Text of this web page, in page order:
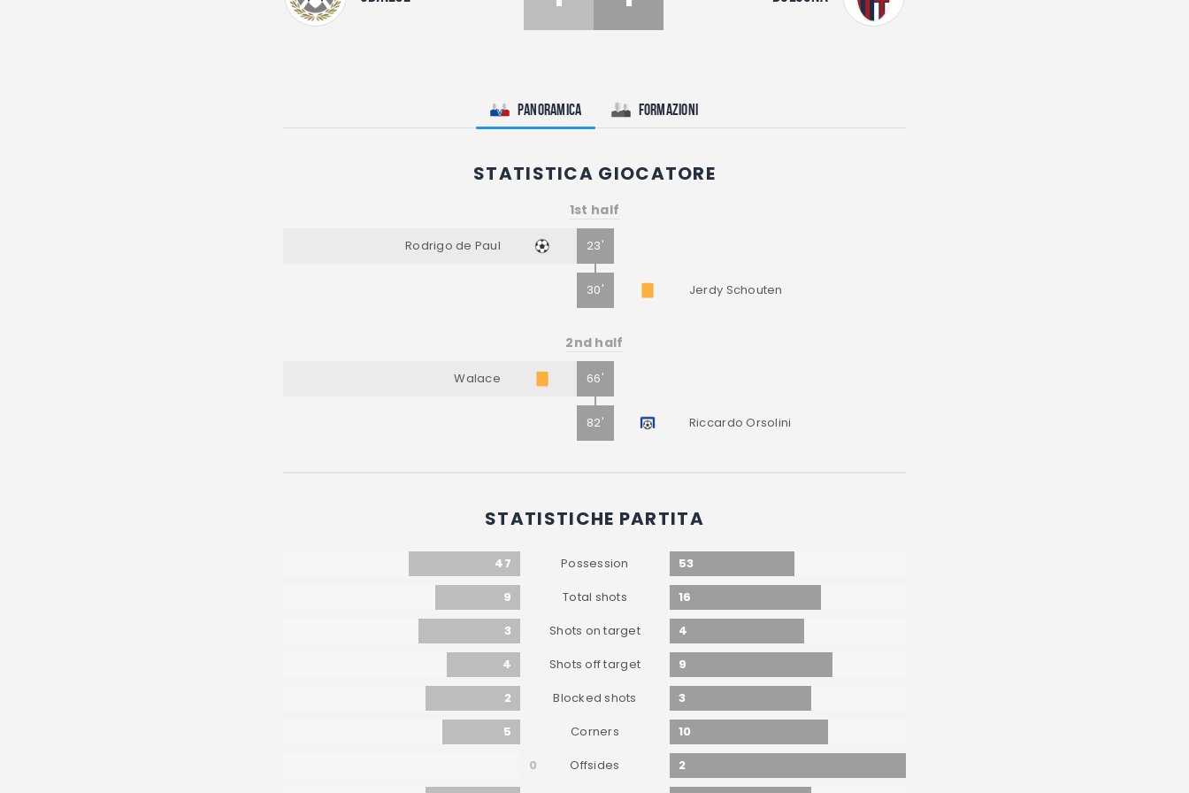
Panoramica Formazioni
STATISTICA GIOCATORE
1st half
Rodrigo de Paul 23'
30' Jerdy Schouten
2nd half
Walace 66'
82' Riccardo Orsolini
STATISTICHE PARTITA
47 Possession
53
9
Total shots
16
3
Shots on target
4
4
Shots off target
9
2
Blocked shots
3
5
Corners
10
0
Offsides
2